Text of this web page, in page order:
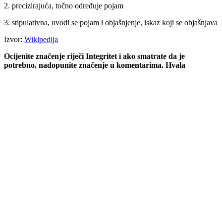
2. precizirajuća, točno određuje pojam
3. stipulativna, uvodi se pojam i objašnjenje, iskaz koji se objašnjava
Izvor: Wikipedija
Ocijenite značenje riječi Integritet i ako smatrate da je
potrebno, nadopunite značenje u komentarima. Hvala